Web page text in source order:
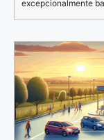
excepcionalmente